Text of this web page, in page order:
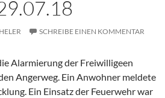
SCHREIBE EINEN KOMMENTAR
Alarmierung der Freiwilligeen
Angerweg. Ein Anwohner meldete
Ein Einsatz der Feuerwehr war